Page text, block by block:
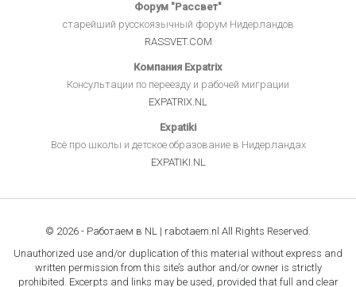
Форум "Рассвет"
старейший русскоязычный форум Нидерландов
RASSVET.COM
Компания Expatrix
Консультации по переезду и рабочей миграции
EXPATRIX.NL
Expatiki
Всё про школы и детское образование в Нидерландах
EXPATIKI.NL
© 2026 - Работаем в NL | rabotaem.nl All Rights Reserved.
Unauthorized use and/or duplication of this material without express and
written permission from this site’s author and/or owner is strictly
prohibited. Excerpts and links may be used, provided that full and clear